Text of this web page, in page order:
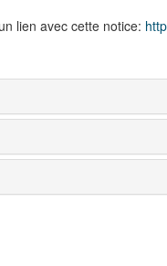
lien avec cette notice: